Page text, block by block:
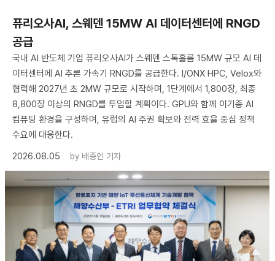
퓨리오사AI, 스웨덴 15MW AI 데이터센터에 RNGD
공급
국내 AI 반도체 기업 퓨리오사AI가 스웨덴 스톡홀름 15MW 규모 AI 데
이터센터에 AI 추론 가속기 RNGD를 공급한다. I/ONX HPC, Velox와
협력해 2027년 초 2MW 규모로 시작하며, 1단계에서 1,800장, 최종
8,800장 이상의 RNGD를 투입할 계획이다. GPU와 함께 이기종 AI
컴퓨팅 환경을 구성하며, 유럽의 AI 주권 확보와 전력 효율 중심 정책
수요에 대응한다.
2026.08.05
by 배종인 기자